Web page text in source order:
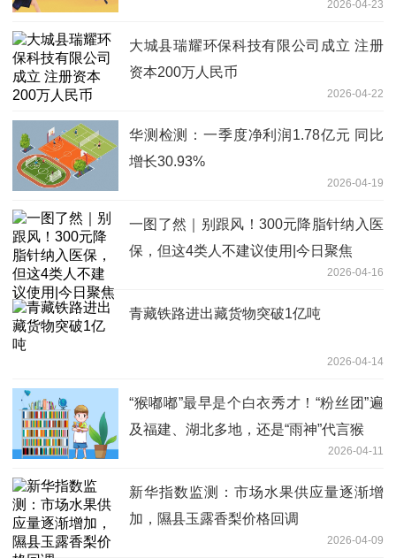
2026-04-23
大城县瑞耀环保科技有限公司成立 注册
资本200万人民币
2026-04-22
华测检测：一季度净利润1.78亿元 同比
增长30.93%
2026-04-19
一图了然｜别跟风！300元降脂针纳入医
保，但这4类人不建议使用|今日聚焦
2026-04-16
青藏铁路进出藏货物突破1亿吨
2026-04-14
“猴嘟嘟”最早是个白衣秀才！“粉丝团”遍
及福建、湖北多地，还是“雨神”代言猴
2026-04-11
新华指数监测：市场水果供应量逐渐增
加，隰县玉露香梨价格回调
2026-04-09